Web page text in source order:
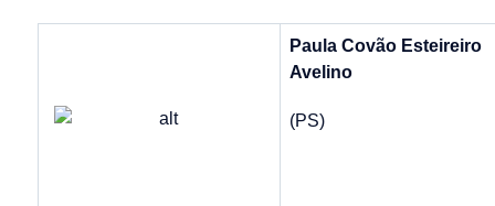
Paula Covão Esteireiro
Avelino
(PS)